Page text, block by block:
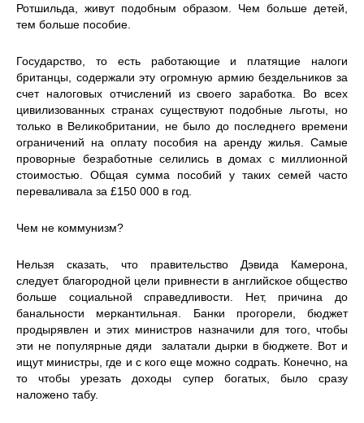
Ротшильда, живут подобным образом. Чем больше детей,
тем больше пособие.
Государство, то есть работающие и платящие налоги
британцы, содержали эту огромную армию бездельников за
счет налоговых отчислений из своего заработка. Во всех
цивилизованных странах существуют подобные льготы, но
только в Великобритании, не было до последнего времени
ограничений на оплату пособия на аренду жилья. Самые
проворные безработные селились в домах с миллионной
стоимостью. Общая сумма пособий у таких семей часто
переваливала за £150 000 в год.
Чем не коммунизм?
Нельзя сказать, что правительство Дэвида Камерона,
следует благородной цели привнести в английское общество
больше социальной справедливости. Нет, причина до
банальности меркантильная. Банки прогорели, бюджет
продырявлен и этих министров назначили для того, чтобы
эти не популярные дяди залатали дырки в бюджете. Вот и
ищут министры, где и с кого еще можно содрать. Конечно, на
то чтобы урезать доходы супер богатых, было сразу
наложено табу.